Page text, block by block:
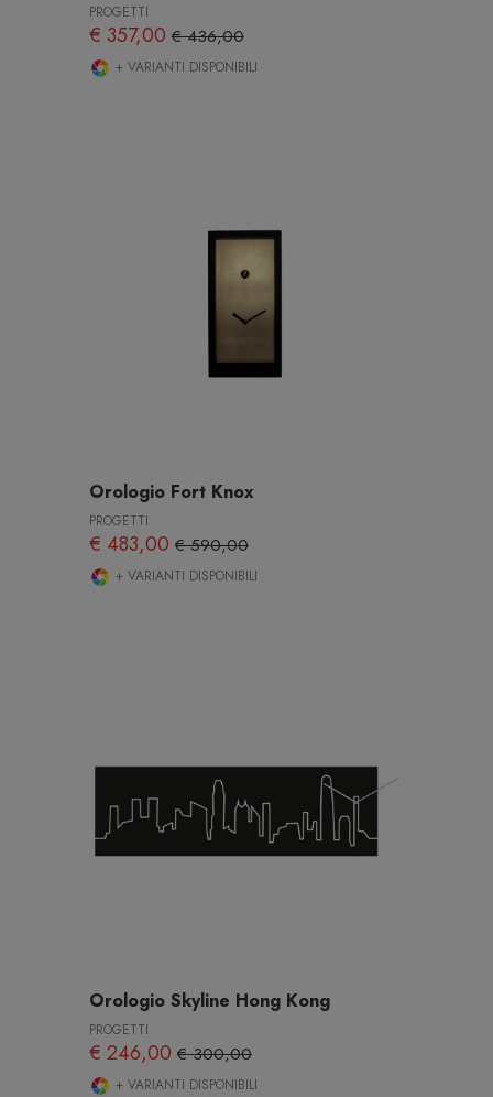
PROGETTI
€ 357,00€ 436,00
+ VARIANTI DISPONIBILI
Orologio Fort Knox
PROGETTI
€ 483,00€ 590,00
+ VARIANTI DISPONIBILI
Orologio Skyline Hong Kong
PROGETTI
€ 246,00€ 300,00
+ VARIANTI DISPONIBILI